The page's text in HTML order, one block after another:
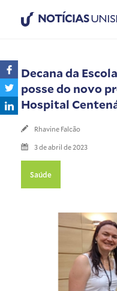
NOTÍCIAS
Decana da
posse do novo
Hospital
Rhavine Falcão
3 de abril de 2023
Saúde